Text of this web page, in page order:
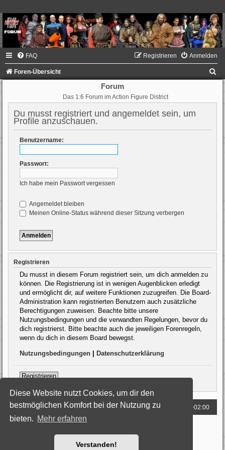
Diese Website nutzt Cookies, um dir den
bestmöglichen Komfort bei der Nutzung zu
bieten. Mehr erfahren
Verstanden!
FAQ Anmelden
Registrieren
Foren-Übersicht
Forum
Das 1:6 Forum im Action Figure District
Du musst registriert und angemeldet sein, um
Profile anzuschauen.
Benutzername:
Passwort:
Ich habe mein Passwort vergessen
Angemeldet bleiben
Meinen Online-Status während dieser Sitzung verbergen
Registrieren
Du musst in diesem Forum registriert sein, um dich anmelden zu
können. Die Registrierung ist in wenigen Augenblicken erledigt
und ermöglicht dir, auf weitere Funktionen zuzugreifen. Die Board-
Administration kann registrierten Benutzern auch zusätzliche
Berechtigungen zuweisen. Beachte bitte unsere
Nutzungsbedingungen und die verwandten Regelungen, bevor du
dich registrierst. Bitte beachte auch die jeweiligen Forenregeln,
wenn du dich in diesem Board bewegst.
Nutzungsbedingungen Datenschutzerklärung
Registrieren
Foren-Übersicht Alle Zeiten sind UTC+02:00
Powered byphpBB® Forum Software © phpBB Limited
Nutzungsbedingungen